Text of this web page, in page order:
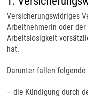
Versicherungswidriges
Arbeitnehmerin oder
Arbeitslosigkeit
hat.
Darunter fallen folgende
– die Kündigung durch